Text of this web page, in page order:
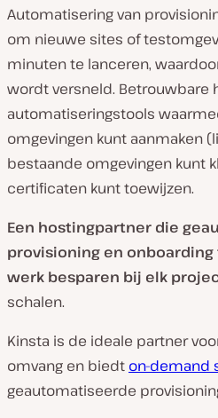
Automatisering van
om nieuwe sites of
minuten te lanceren,
wordt versneld. Betrouwbare
automatiseringstools
omgevingen kunt aanmaken
bestaande omgevingen kunt
certificaten kunt toewijzen.
Een hostingpartner die
provisioning en
werk besparen bij elk
schalen.
Kinsta is de ideale partner
omvang en biedt on-demand
geautomatiseerde